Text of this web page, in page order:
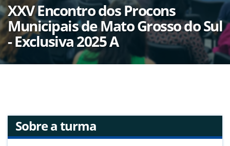
XXV Encontro dos Procons
Municipais de Mato Grosso do Sul
- Exclusiva 2025 A
Sobre a turma